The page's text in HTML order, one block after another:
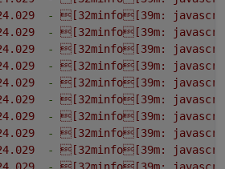
- [32minfo[39m:
- [32minfo[39m:
- [32minfo[39m:
- [32minfo[39m:
- [32minfo[39m:
- [32minfo[39m:
- [32minfo[39m:
- [32minfo[39m:
- [32minfo[39m:
- [32minfo[39m: